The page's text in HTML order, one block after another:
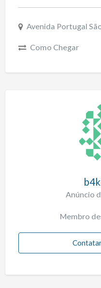
Avenida Portugal
Como Chegar
Anúncio
Membro